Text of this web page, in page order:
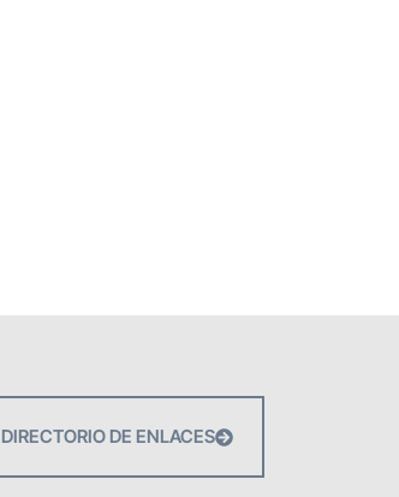
DIRECTORIO DE ENLACES